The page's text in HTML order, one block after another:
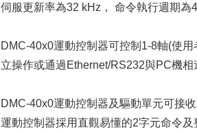
伺服更新率為32 kHz， 命令執行週期為
DMC-40x0運動控制器可控制1-8軸(使
立操作或通過Ethernet/RS232與PC機
DMC-40x0運動控制器及驅動單元可接
運動控制器採用直觀易懂的2字元命令